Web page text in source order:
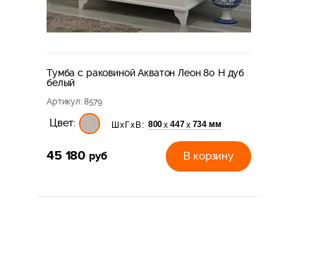
Тумба с раковиной Акватон Леон 80 Н дуб
белый
Артикул: 8579
Цвет: ШхГхВ: 800х 447х 734 мм
45 180 руб В корзину